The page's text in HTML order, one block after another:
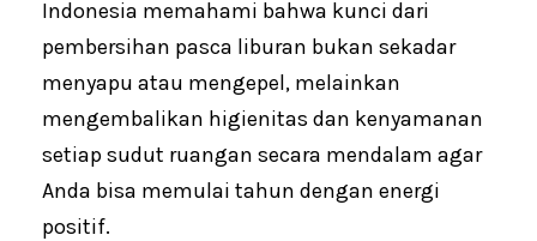
Indonesia memahami bahwa kunci dari
pembersihan pasca liburan bukan sekadar
menyapu atau mengepel, melainkan
mengembalikan higienitas dan kenyamanan
setiap sudut ruangan secara mendalam agar
Anda bisa memulai tahun dengan energi
positif.